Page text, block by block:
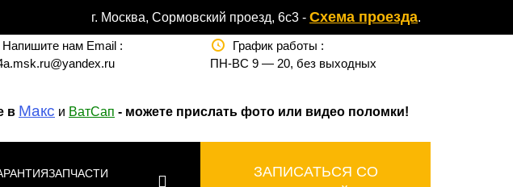
г. Москва, Сормовский проезд, 6с3 - Схема проезда.
Напишите нам Email :
График работы :
ПН-ВС 9 — 20, без выходных
в Макс и ВатСап - можете прислать фото или видео поломки!
ЗАПЧАСТИ
ЗАПИСАТЬСЯ СО